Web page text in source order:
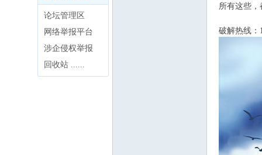
论坛管理区
网络举报平台
涉企侵权举报
回收站 ......
所有这些
破解热线：